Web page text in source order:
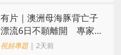
有片｜澳洲母海豚背亡子
漂流6日不願離開 專家：
極度悲傷下的哀悼行為
視頻專題| 2天前